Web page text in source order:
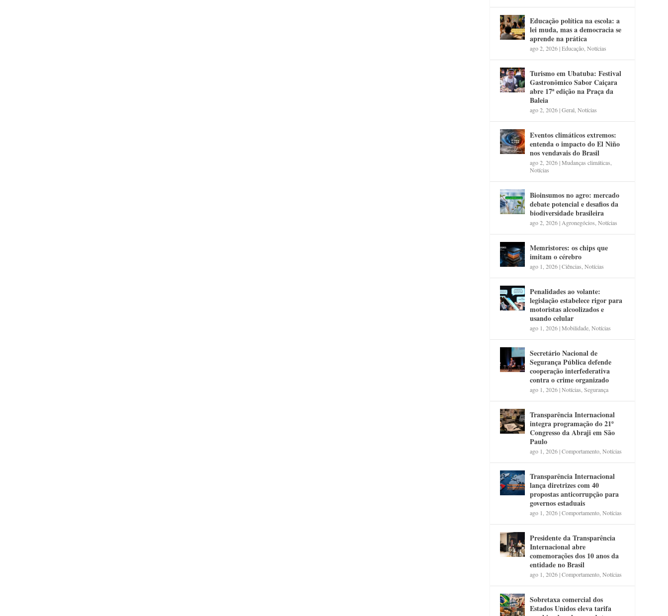
Educação política na escola: a
lei muda, mas a democracia se
aprende na prática
ago 2, 2026|Educação ,Notícias
Turismo em Ubatuba: Festival
Gastronômico Sabor Caiçara
abre 17ª edição na Praça da
Baleia
ago 2, 2026|Geral ,Notícias
Eventos climáticos extremos:
entenda o impacto do El Niño
nos vendavais do Brasil
ago 2, 2026|Mudanças climáticas
Notícias
Bioinsumos no agro: mercado
debate potencial e desafios da
biodiversidade brasileira
ago 2, 2026| Agronegócios ,Notícias
Memristores: os chips que
imitam o cérebro
ago 1, 2026|Ciências ,Notícias
Penalidades ao volante:
legislação estabelece rigor para
motoristas alcoolizados e
usando celular
ago 1, 2026|Mobilidade ,Notícias
Secretário Nacional de
Segurança Pública defende
cooperação interfederativa
contra o crime organizado
ago 1, 2026|Notícias ,Segurança
Transparência Internacional
integra programação do 21º
Congresso da Abraji em São
Paulo
ago 1, 2026|Comportamento ,Notícias
Transparência Internacional
lança diretrizes com 40
propostas anticorrupção para
governos estaduais
ago 1, 2026|Comportamento ,Notícias
Presidente da Transparência
Internacional abre
comemorações dos 10 anos da
entidade no Brasil
ago 1, 2026|Comportamento ,Notícias
Sobretaxa comercial dos
Estados Unidos eleva tarifa